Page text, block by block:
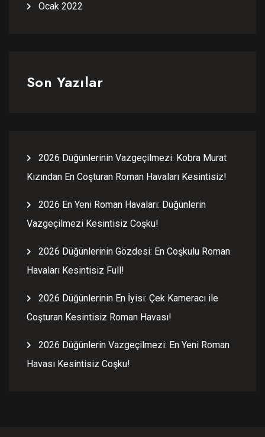
Ocak 2022
Son Yazılar
2026 Düğünlerinin Vazgeçilmezi: Kobra Murat
Kızından En Coşturan Roman Havaları Kesintisiz!
2026 En Yeni Roman Havaları: Düğünlerin
Vazgeçilmezi Kesintisiz Coşku!
2026 Düğünlerinin Gözdesi: En Coşkulu Roman
Havaları Kesintisiz Full!
2026 Düğünlerinin En İyisi: Çek Kameracı ile
Coşturan Kesintisiz Roman Havası!
2026 Düğünlerin Vazgeçilmezi: En Yeni Roman
Havası Kesintisiz Coşku!